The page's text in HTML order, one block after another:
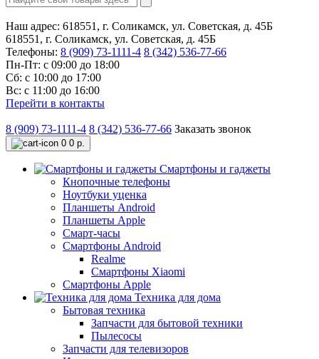
Наш адрес: 618551, г. Соликамск, ул. Советская, д. 45Б
618551, г. Соликамск, ул. Советская, д. 45Б
Телефоны: 8 (909) 73-1111-4 8 (342) 536-77-66
Пн-Пт: с 09:00 до 18:00
Сб: с 10:00 до 17:00
Вс: с 11:00 до 16:00
Перейти в контакты
8 (909) 73-1111-4 8 (342) 536-77-66 Заказать звонок
0 0 р.
Смартфоны и гаджеты
Кнопочные телефоны
Ноутбуки уценка
Планшеты Android
Планшеты Apple
Смарт-часы
Смартфоны Android
Realme
Смартфоны Xiaomi
Смартфоны Apple
Техника для дома
Бытовая техника
Запчасти для бытовой техники
Пылесосы
Запчасти для телевизоров